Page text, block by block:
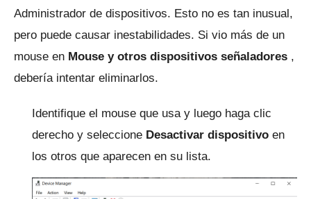
Administrador de dispositivos. Esto no es tan inusual,
pero puede causar inestabilidades. Si vio más de un
mouse en Mouse y otros dispositivos señaladores ,
debería intentar eliminarlos.
Identifique el mouse que usa y luego haga clic
derecho y seleccione Desactivar dispositivo en
los otros que aparecen en su lista.